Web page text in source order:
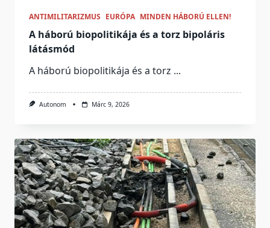
ANTIMILITARIZMUS EURÓPA MINDEN HÁBORÚ ELLEN!
A háború biopolitikája és a torz bipoláris
látásmód
A háború biopolitikája és a torz ...
Autonom Márc 9, 2026